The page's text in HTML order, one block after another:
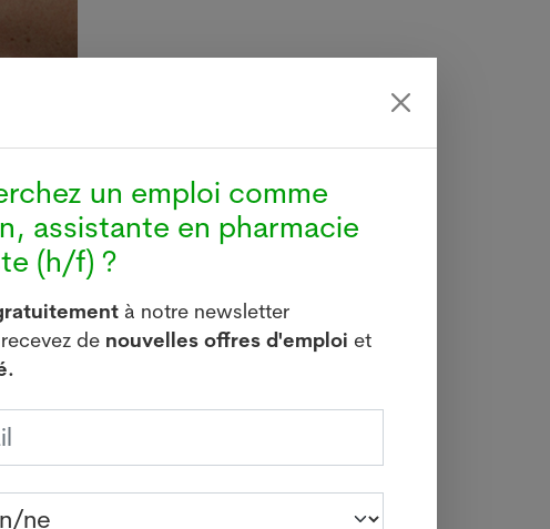
qui
pas la
offrir aux
plus
un emploi comme
assistante en pharmacie
(h/f) ?
à notre newsletter
de nouvelles offres d'emploi et